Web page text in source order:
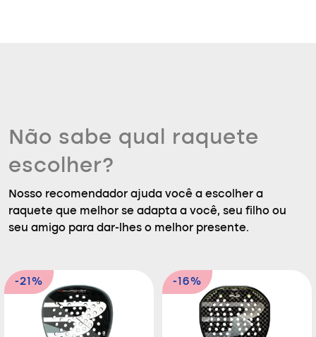
Não sabe qual raquete
escolher?
Nosso recomendador ajuda você a escolher a
raquete que melhor se adapta a você, seu filho ou
seu amigo para dar-lhes o melhor presente.
-21% -16%